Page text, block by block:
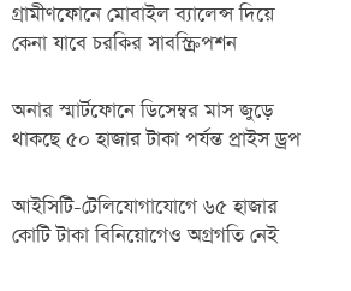
গ্রামীণফোনে মোবাইল ব্যালেন্স দিয়ে
কেনা যাবে চরকির সাবস্ক্রিপশন
অনার স্মার্টফোনে ডিসেম্বর মাস জুড়ে
থাকছে ৫০ হাজার টাকা পর্যন্ত প্রাইস ড্রপ
আইসিটি-টেলিযোগাযোগে ৬৫ হাজার
কোটি টাকা বিনিয়োগেও অগ্রগতি নেই